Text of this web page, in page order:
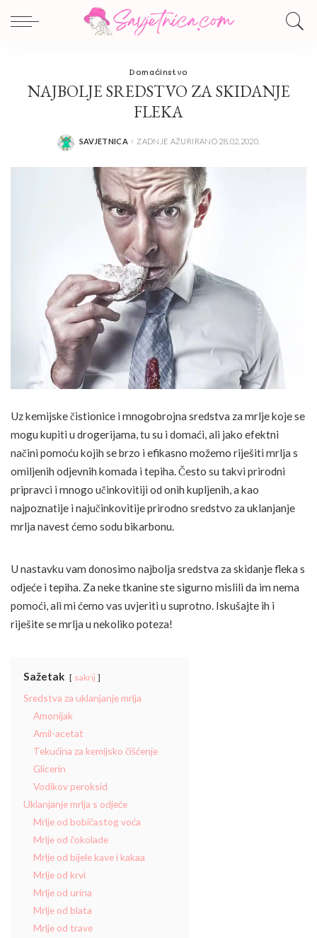
Domaćinstvo
NAJBOLJE SREDSTVO ZA SKIDANJE
FLEKA
POSTED
SAVJETNICA ZADNJE AŽURIRANO 28.02.2020.
Uz kemijske čistionice i mnogobrojna sredstva za mrlje koje se
mogu kupiti u drogerijama, tu su i domaći, ali jako efektni
načini pomoću kojih se brzo i efikasno možemo riješiti mrlja s
omiljenih odjevnih komada i tepiha. Često su takvi prirodni
pripravci i mnogo učinkovitiji od onih kupljenih, a kao
najpoznatije i najučinkovitije prirodno sredstvo za uklanjanje
mrlja navest ćemo sodu bikarbonu.
U nastavku vam donosimo najbolja sredstva za skidanje fleka s
odjeće i tepiha. Za neke tkanine ste sigurno mislili da im nema
pomoći, ali mi ćemo vas uvjeriti u suprotno. Iskušajte ih i
riješite se mrlja u nekoliko poteza!
Sažetak sakrij
Sredstva za uklanjanje mrlja
Amonijak
Amil-acetat
Tekućina za kemijsko čišćenje
Glicerin
Vodikov peroksid
Uklanjanje mrlja s odjeće
Mrlje od bobičastog voća
Mrlje od čokolade
Mrlje od bijele kave i kakaa
Mrlje od krvi
Mrlje od urina
Mrlje od blata
Mrlje od trave